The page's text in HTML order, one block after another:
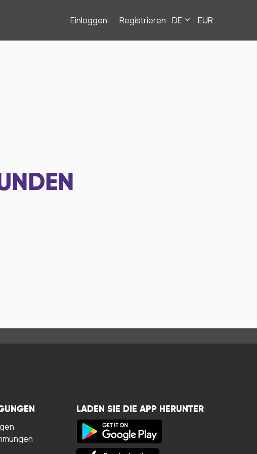
Einloggen Registrieren DE EUR
LADEN SIE DIE APP HERUNTER